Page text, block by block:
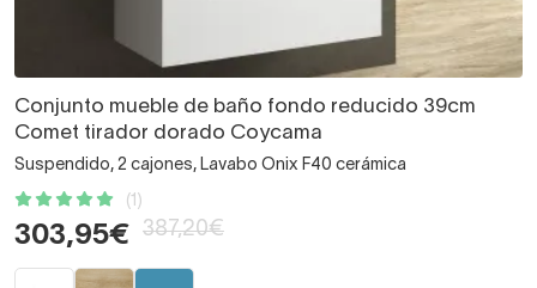
Conjunto mueble de baño fondo reducido 39cm
Comet tirador dorado Coycama
Suspendido, 2 cajones, Lavabo Onix F40 cerámica
(1)
303,95€ 387,20€